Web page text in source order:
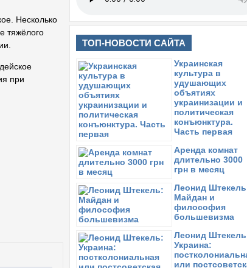
Несколько
тяжёлого
при
ТОП-НОВОСТИ САЙТА
Украинская
культура в
удушающих
объятиях
украинизации и
политическая
конъюнктура.
Часть первая
Аренда комнат
длительно 3000
грн в месяц
Леонид
Майдан и
философия
большевизма
Леонид
Украина:
или